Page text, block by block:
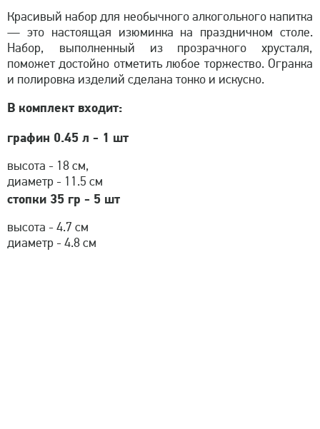
Красивый набор для необычного алкогольного напитка
— это настоящая изюминка на праздничном столе.
Набор, выполненный из прозрачного хрусталя,
поможет достойно отметить любое торжество. Огранка
и полировка изделий сделана тонко и искусно.
В комплект входит:
графин 0.45 л - 1 шт
высота - 18 см,
диаметр - 11.5 см
стопки 35 гр - 5 шт
высота - 4.7 см
диаметр - 4.8 см